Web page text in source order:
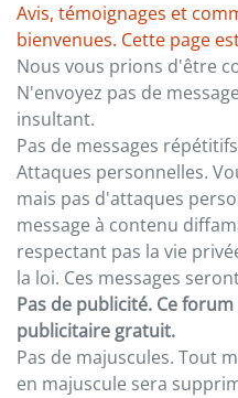
Avis, témoignages et
bienvenues. Cette page
Nous vous prions d'être
N'envoyez pas de
insultant.
Pas de messages
Attaques personnelles.
mais pas d'attaques
message à contenu
respectant pas la vie
la loi. Ces messages
Pas de publicité. Ce
publicitaire gratuit.
Pas de majuscules. Tout
en majuscule sera